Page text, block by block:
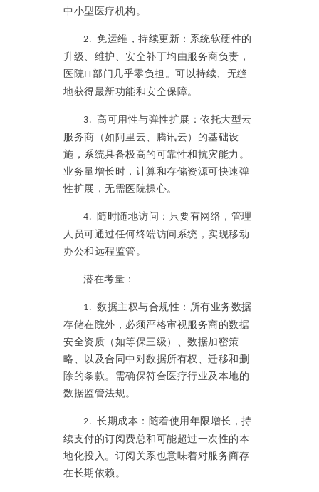
中小型医疗机构。
2. 免运维，持续更新：系统软硬件的
升级、维护、安全补丁均由服务商负责，
医院IT部门几乎零负担。可以持续、无缝
地获得最新功能和安全保障。
3. 高可用性与弹性扩展：依托大型云
服务商（如阿里云、腾讯云）的基础设
施，系统具备极高的可靠性和抗灾能力。
业务量增长时，计算和存储资源可快速弹
性扩展，无需医院操心。
4.
随时随地访问：只要有网络，管理
人员可通过任何终端访问系统，实现移动
办公和远程监管。
潜在考量：
1. 数据主权与合规性：所有业务数据
存储在院外，必须严格审视服务商的数据
安全资质（如等保三级）、数据加密策
略、以及合同中对数据所有权、迁移和删
除的条款。需确保符合医疗行业及本地的
数据监管法规。
2. 长期成本：随着使用年限增长，持
续支付的订阅费总和可能超过一次性的本
地化投入。订阅关系也意味着对服务商存
在长期依赖。